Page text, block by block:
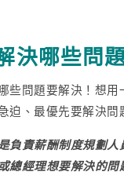
決哪些問
些問題要解決！想
迫、最優先要解決問
負責薪酬制度規劃
總經理想要解決的問